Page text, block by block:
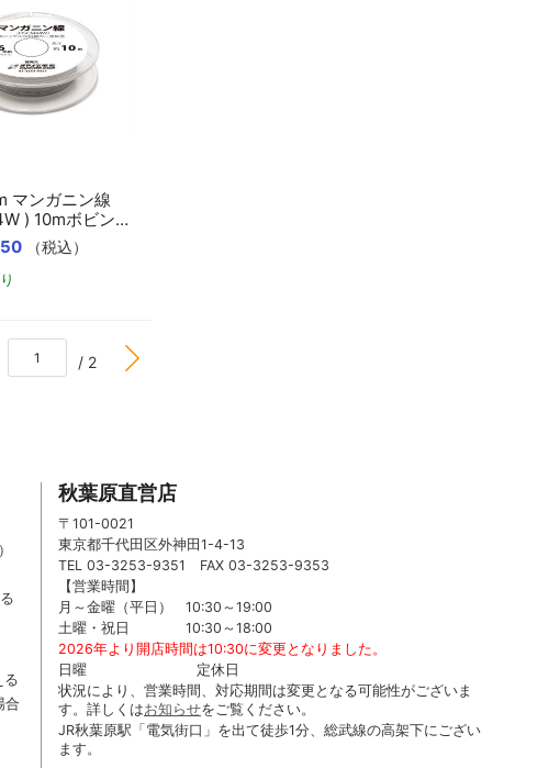
（税込）
マンガニン線
) 10mボビン巻
き
BOTTOM / 2
る
合
秋葉原直営店
〒101-0021
東京都千代田区外神田1-4-13
TEL 03-3253-9351 FAX 03-3253-9353
【営業時間】
月～金曜（平日） 10:30～19:00
土曜・祝日 10:30～18:00
2026年より開店時間は10:30に変更となりました。
日曜 定休日
状況により、営業時間、対応期間は変更となる可能性がございま
す。詳しくはお知らせをご覧ください。
JR秋葉原駅「電気街口」を出て徒歩1分、総武線の高架下にござい
ます。